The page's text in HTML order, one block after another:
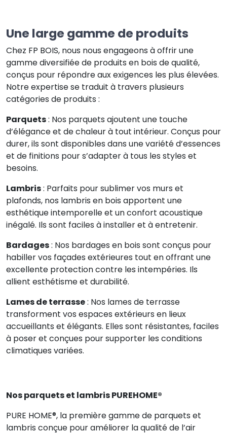
Une large gamme de produits
Chez FP BOIS, nous nous engageons à offrir une
gamme diversifiée de produits en bois de qualité,
conçus pour répondre aux exigences les plus élevées.
Notre expertise se traduit à travers plusieurs
catégories de produits :
Parquets: Nos parquets ajoutent une touche
d’élégance et de chaleur à tout intérieur. Conçus pour
durer, ils sont disponibles dans une variété d’essences
et de finitions pour s’adapter à tous les styles et
besoins.
Lambris: Parfaits pour sublimer vos murs et
plafonds, nos lambris en bois apportent une
esthétique intemporelle et un confort acoustique
inégalé. Ils sont faciles à installer et à entretenir.
Bardages: Nos bardages en bois sont conçus pour
habiller vos façades extérieures tout en offrant une
excellente protection contre les intempéries. Ils
allient esthétisme et durabilité.
Lames de terrasse: Nos lames de terrasse
transforment vos espaces extérieurs en lieux
accueillants et élégants. Elles sont résistantes, faciles
à poser et conçues pour supporter les conditions
climatiques variées.
Nos parquets et lambris PUREHOME®
PURE HOME®, la première gamme de parquets et
lambris conçue pour améliorer la qualité de l’air